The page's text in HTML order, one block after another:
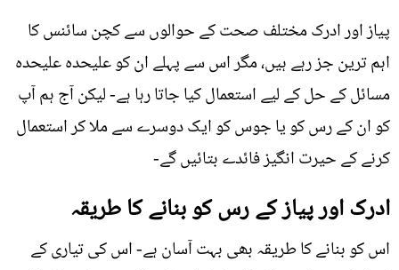
پیاز اور ادرک مختلف صحت کے حوالوں سے کچن سائنس کا
اہم ترین جز رہے ہیں، مگر اس سے پہلے ان کو علیحدہ علیحدہ
مسائل کے حل کے لیے استعمال کیا جاتا رہا ہے- لیکن آج ہم آپ
کو ان کے رس کو یا جوس کو ایک دوسرے سے ملا کر استعمال
کرنے کے حیرت انگیز فائدے بتائيں گے-
ادرک اور پیاز کے رس کو بنانے کا طریقہ
اس کو بنانے کا طریقہ بھی بہت آسان ہے- اس کی تیاری کے